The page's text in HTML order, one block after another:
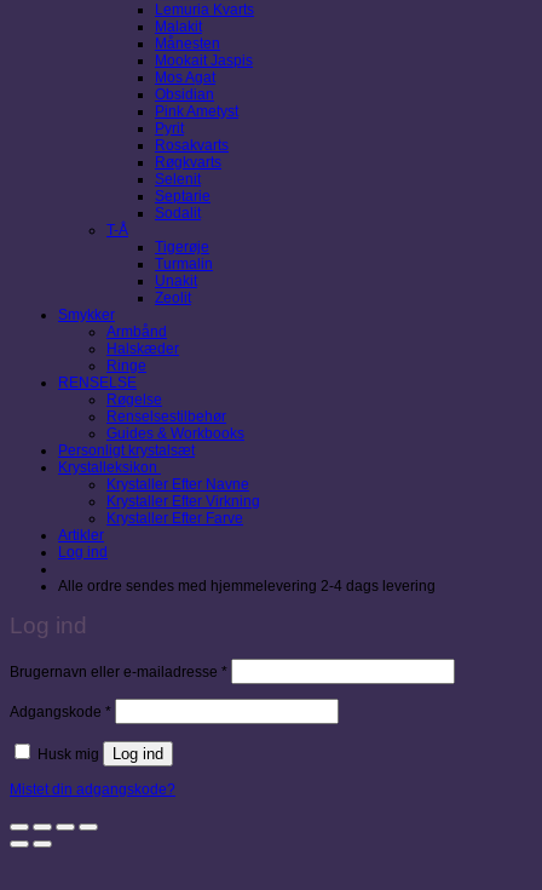
Lemuria Kvarts
Malakit
Månesten
Mookait Jaspis
Mos Agat
Obsidian
Pink Ametyst
Pyrit
Rosakvarts
Røgkvarts
Selenit
Septarie
Sodalit
T-Å
Tigerøje
Turmalin
Unakit
Zeolit
Smykker
Armbånd
Halskæder
Ringe
RENSELSE
Røgelse
Renselsestilbehør
Guides & Workbooks
Personligt krystalsæt
Krystalleksikon
Krystaller Efter Navne
Krystaller Efter Virkning
Krystaller Efter Farve
Artikler
Log ind
Alle ordre sendes med hjemmelevering 2-4 dags levering
Log ind
Brugernavn eller e-mailadresse *Påkrævet
Adgangskode *Påkrævet
Husk mig Log ind
Mistet din adgangskode?